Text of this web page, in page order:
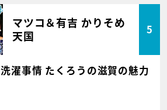
マツコ＆有吉 かりそめ
天国
5
濯事情 たくろうの滋賀の魅力